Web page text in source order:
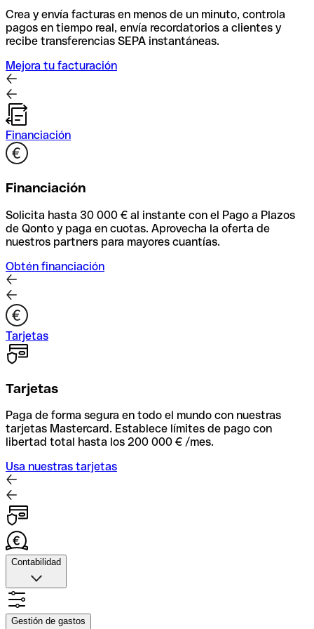
Crea y envía facturas en menos de un minuto, controla
pagos en tiempo real, envía recordatorios a clientes y
recibe transferencias SEPA instantáneas.
Mejora tu facturación
Financiación
Financiación
Solicita hasta 30 000 € al instante con el Pago a Plazos
de Qonto y paga en cuotas. Aprovecha la oferta de
nuestros partners para mayores cuantías.
Obtén financiación
Tarjetas
Tarjetas
Paga de forma segura en todo el mundo con nuestras
tarjetas Mastercard. Establece límites de pago con
libertad total hasta los 200 000 € /mes.
Usa nuestras tarjetas
Contabilidad
Contabilidad
Sube fotos de tus recibos, automatiza la facxturación y
Gestión de gastos